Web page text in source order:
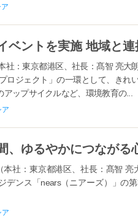
：東京都港区、社長：髙智 亮大
ロジェクト」の一環として、きれ
ップサイクルなど、環境教育の...
社：東京都港区、社長：髙智 亮
ンス「nears（ニアーズ）」の